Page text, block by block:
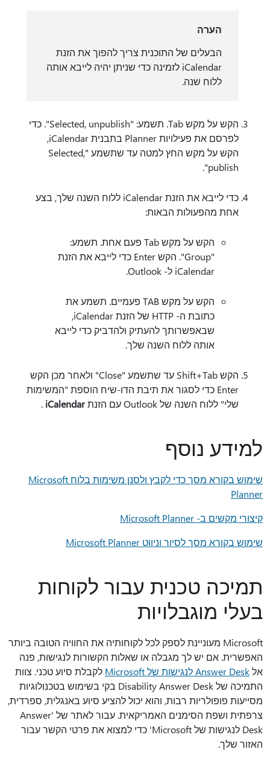
הערה
הבעלים של התוכנית צריך להפוך את הזנת
iCalendar לזמינה כדי שניתן יהיה לייבא אותה
ללוח שנה.
הקש על מקש Tab. תשמע: "Selected, unpublish". כדי
לפרסם את פעילויות Planner בתבנית iCalendar,
הקש על מקש החץ למטה עד שתשמע "Selected,
publish".
כדי לייבא את הזנת iCalendar ללוח השנה שלך, בצע
אחת מהפעולות הבאות:
הקש על מקש Tab פעם אחת. תשמע:
"Group". הקש Enter כדי לייבא את הזנת
iCalendar ל- Outlook.
הקש על מקש TAB פעמיים. תשמע את
כתובת ה- HTTP של הזנת iCalendar,
שבאפשרותך להעתיק ולהדביק כדי לייבא
אותה ללוח השנה שלך.
הקש Shift+Tab עד שתשמע "Close" ולאחר מכן הקש
Enter כדי לסגור את תיבת הדו-שיח הוספת "המשימות
שלי" ללוח השנה של Outlook עם הזנת
iCalendar
.
למידע נוסף
שימוש בקורא מסך כדי לקבץ ולסנן משימות בלוח Microsoft
Planner
קיצורי מקשים ב- Microsoft Planner
שימוש בקורא מסך לסיור וניווט Microsoft Planner
תמיכה טכנית עבור לקוחות
בעלי מוגבלויות
Microsoft מעוניינת לספק לכל לקוחותיה את החוויה הטובה ביותר
האפשרית. אם יש לך מגבלה או שאלות הקשורות לנגישות, פנה
אלAnswer Desk לנגישות של Microsoft
לקבלת סיוע טכני. צוות
התמיכה של Disability Answer Desk בקי בשימוש בטכנולוגיות
מסייעות פופולריות רבות, והוא יכול להציע סיוע באנגלית, ספרדית,
צרפתית ושפת הסימנים האמריקאית. עבור לאתר של 'Answer
Desk לנגישות של Microsoft' כדי למצוא את פרטי הקשר עבור
האזור שלך.